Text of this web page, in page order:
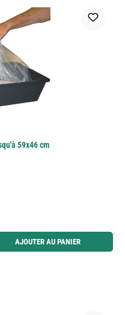
59x46 cm
utilisez les boutons pour augmenter ou
AJOUTER AU PANIER